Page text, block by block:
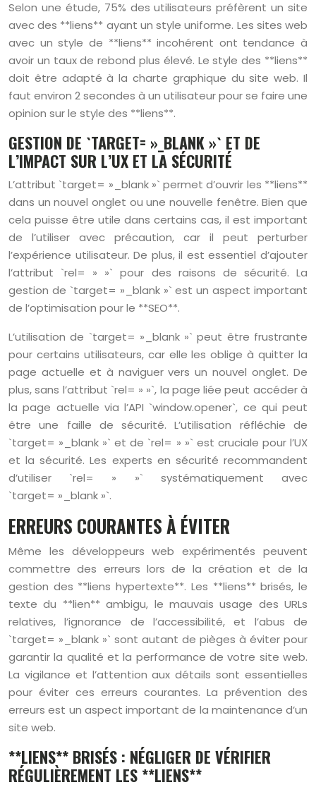
Selon une étude, 75% des utilisateurs préfèrent un site
avec des **liens** ayant un style uniforme. Les sites web
avec un style de **liens** incohérent ont tendance à
avoir un taux de rebond plus élevé. Le style des **liens**
doit être adapté à la charte graphique du site web. Il
faut environ 2 secondes à un utilisateur pour se faire une
opinion sur le style des **liens**.
GESTION DE `TARGET= »_BLANK »` ET DE
L’IMPACT SUR L’UX ET LA SÉCURITÉ
L’attribut `target= »_blank »` permet d’ouvrir les **liens**
dans un nouvel onglet ou une nouvelle fenêtre. Bien que
cela puisse être utile dans certains cas, il est important
de l’utiliser avec précaution, car il peut perturber
l’expérience utilisateur. De plus, il est essentiel d’ajouter
l’attribut `rel= » »` pour des raisons de sécurité. La
gestion de `target= »_blank »` est un aspect important
de l’optimisation pour le **SEO**.
L’utilisation de `target= »_blank »` peut être frustrante
pour certains utilisateurs, car elle les oblige à quitter la
page actuelle et à naviguer vers un nouvel onglet. De
plus, sans l’attribut `rel= » »`, la page liée peut accéder à
la page actuelle via l’API `window.opener`, ce qui peut
être une faille de sécurité. L’utilisation réfléchie de
`target= »_blank »` et de `rel= » »` est cruciale pour l’UX
et la sécurité. Les experts en sécurité recommandent
d’utiliser `rel= » »` systématiquement avec
`target= »_blank »`.
ERREURS COURANTES À ÉVITER
Même les développeurs web expérimentés peuvent
commettre des erreurs lors de la création et de la
gestion des **liens hypertexte**. Les **liens** brisés, le
texte du **lien** ambigu, le mauvais usage des URLs
relatives, l’ignorance de l’accessibilité, et l’abus de
`target= »_blank »` sont autant de pièges à éviter pour
garantir la qualité et la performance de votre site web.
La vigilance et l’attention aux détails sont essentielles
pour éviter ces erreurs courantes. La prévention des
erreurs est un aspect important de la maintenance d’un
site web.
**LIENS** BRISÉS : NÉGLIGER DE VÉRIFIER
RÉGULIÈREMENT LES **LIENS**